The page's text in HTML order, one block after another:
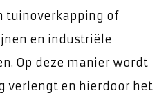
tuinoverkapping of
en industriële
Op deze manier wordt
verlengt en hierdoor het